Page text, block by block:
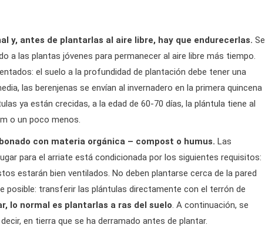
y, antes de plantarlas al aire libre, hay que endurecerlas. Se
a las plantas jóvenes para permanecer al aire libre más tiempo.
el suelo a la profundidad de plantación debe tener una
las berenjenas se envían al invernadero en la primera quincena
ya están crecidas, a la edad de 60-70 días, la plántula tiene al
o un poco menos.
con materia orgánica – compost o humus. Las
para el arriate está condicionada por los siguientes requisitos:
estarán bien ventilados. No deben plantarse cerca de la pared
posible: transferir las plántulas directamente con el terrón de
lo normal es plantarlas a ras del suelo. A continuación, se
en tierra que se ha derramado antes de plantar.